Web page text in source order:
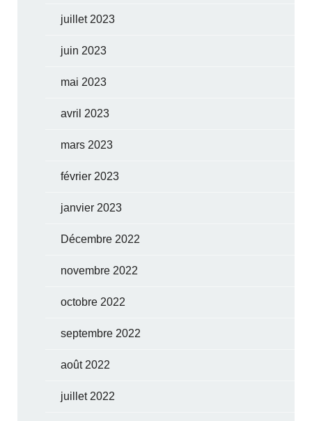
juillet 2023
juin 2023
mai 2023
avril 2023
mars 2023
février 2023
janvier 2023
Décembre 2022
novembre 2022
octobre 2022
septembre 2022
août 2022
juillet 2022